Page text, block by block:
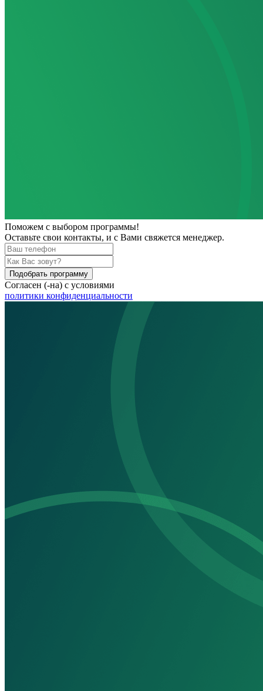
Поможем с выбором программы!
Оставьте свои контакты, и с Вами свяжется менеджер.
Подобрать программу
Согласен (-на) с условиями
политики конфиденциальности